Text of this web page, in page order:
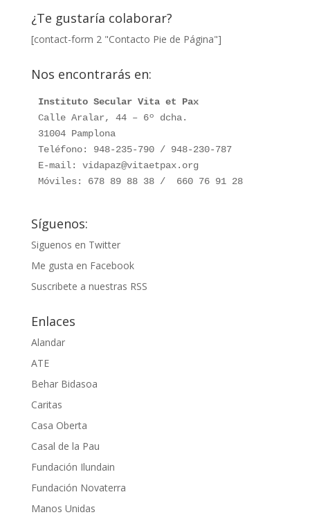
¿Te gustaría colaborar?
[contact-form 2 "Contacto Pie de Página"]
Nos encontrarás en:
Instituto Secular Vita et Pax
Calle Aralar, 44 – 6º dcha.
31004 Pamplona
Teléfono: 948-235-790 / 948-230-787
E-mail: vidapaz@vitaetpax.org
Móviles: 678 89 88 38 /  660 76 91 28
Síguenos:
Siguenos en Twitter
Me gusta en Facebook
Suscribete a nuestras RSS
Enlaces
Alandar
ATE
Behar Bidasoa
Caritas
Casa Oberta
Casal de la Pau
Fundación Ilundain
Fundación Novaterra
Manos Unidas